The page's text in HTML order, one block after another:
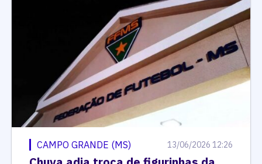
CAMPO GRANDE (MS) 13/06/2026 12:26